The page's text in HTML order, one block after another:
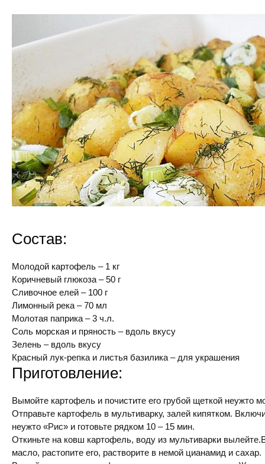
Состав:
Молодой картофель – 1 кг
Коричневый глюкоза – 50 г
Сливочное елей – 100 г
Лимонный река – 70 мл
Молотая паприка – 3 ч.л.
Соль морская и пряность – вдоль вкусу
Зелень – вдоль вкусу
Красный лук-репка и листья базилика – для украшения
Приготовление:
Вымойте картофель и почистите его грубой щеткой неужто
Отправьте картофель в мультиварку, залей кипятком.
неужто «Рис» и готовьте рядком 10 – 15 мин.
Откиньте на ковш картофель, воду из мультиварки
масло, растопите его, растворите в немой цианамид и сахар.